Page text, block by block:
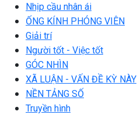
Nhịp cầu nhân ái
ỐNG KÍNH PHÓNG VIÊN
Giải trí
Người tốt - Việc tốt
GÓC NHÌN
XÃ LUẬN - VẤN ĐỀ KỲ NÀY
NỀN TẢNG SỐ
Truyền hình